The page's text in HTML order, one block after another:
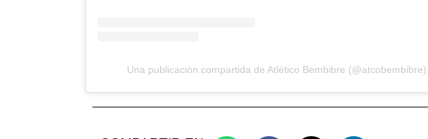
Una publicación compartida de Atlético Bembibre (@atcobembibre)